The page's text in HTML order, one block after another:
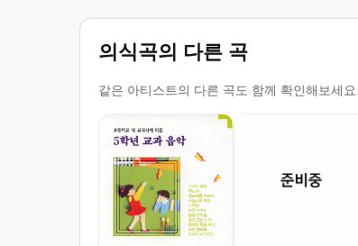
의식곡의 다른 곡
같은 아티스트의 다른 곡도 함께 확인해보세요.